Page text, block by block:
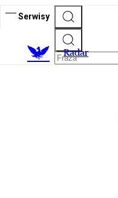
Serwisy
Radar